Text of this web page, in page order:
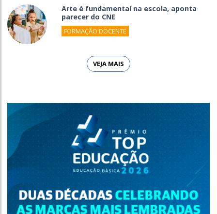
Arte é fundamental na escola, aponta
parecer do CNE
FORMAÇÃO DOCENTE
VEJA MAIS